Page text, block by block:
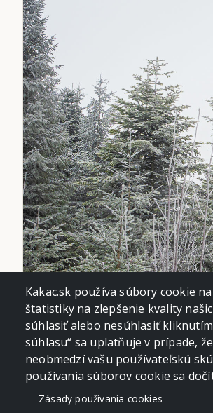
Kakac.sk používa súbory cookie
štatistiky na zlepšenie kvality
súhlasiť alebo nesúhlasiť
súhlasu“ sa uplatňuje v prípade,
neobmedzí vašu používateľskú
používania súborov cookie sa
Zásady používania cookies